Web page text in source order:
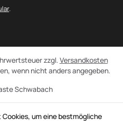
.
Schwabach
zzgl. Versandkosten
wenn nicht anders angegeben.
um eine bestmögliche